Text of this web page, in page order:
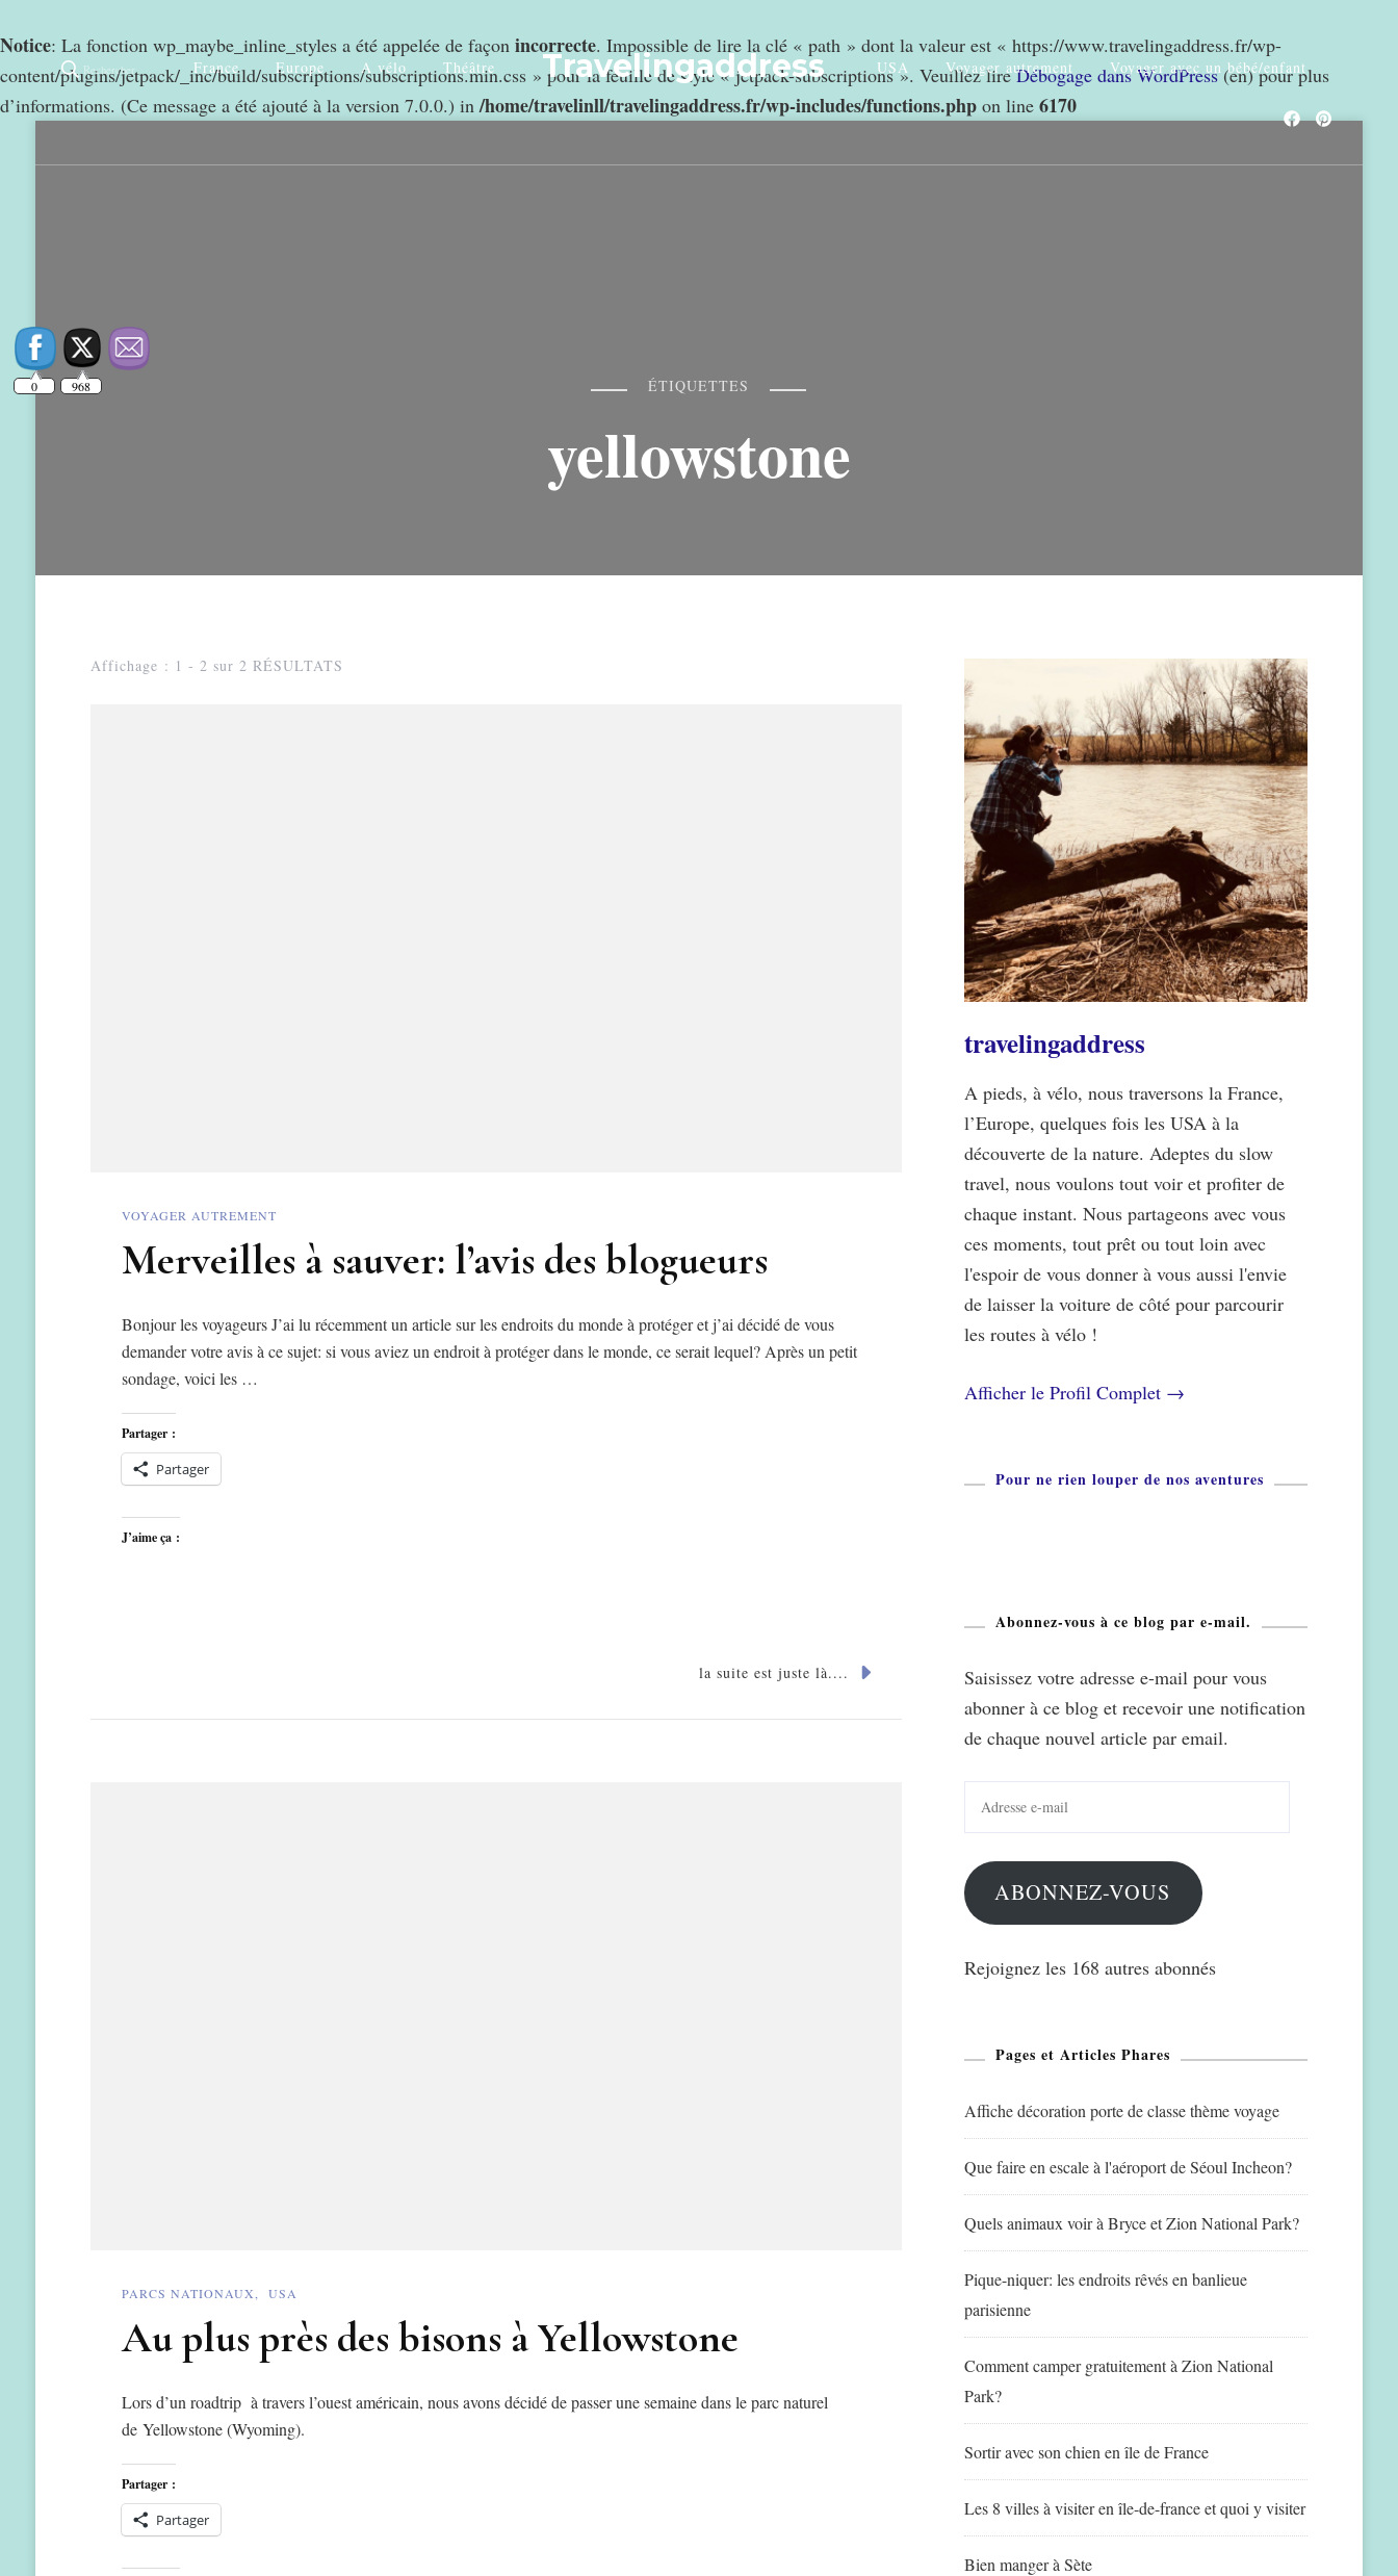
Notice: La fonction wp_maybe_inline_styles a été appelée de façon incorrecte. Impossible de lire la clé « path » dont la valeur est « https://www.travelingaddress.fr/wp-
content/plugins/jetpack/_inc/build/subscriptions/subscriptions.min.css » pour la feuille de style « jetpack-subscriptions ». Veuillez lireDébogage dans WordPress(en) pour plus
d’informations. (Ce message a été ajouté à la version 7.0.0.) in/home/travelinll/travelingaddress.fr/wp-includes/functions.php on line 6170
Rechercher France Europe A vélo Théâtre Travelingaddress USA Voyager autrement Voyager avec un bébé/enfant
ÉTIQUETTES
yellowstone
Affichage : 1 - 2 sur 2 RÉSULTATS
VOYAGER AUTREMENT
Merveilles à sauver: l’avis des blogueurs
Bonjour les voyageurs J’ai lu récemment un article sur les endroits du monde à protéger et j’ai décidé de vous
demander votre avis à ce sujet: si vous aviez un endroit à protéger dans le monde, ce serait lequel? Après un petit
sondage, voici les …
Partager :
Partager
J’aime ça :
la suite est juste là....
PARCS NATIONAUX USA
Au plus près des bisons à Yellowstone
Lors d’un roadtrip à travers l’ouest américain, nous avons décidé de passer une semaine dans le parc naturel
de Yellowstone (Wyoming).
Partager :
Partager
travelingaddress
A pieds, à vélo, nous traversons la France,
l’Europe, quelques fois les USA à la
découverte de la nature. Adeptes du slow
travel, nous voulons tout voir et profiter de
chaque instant. Nous partageons avec vous
ces moments, tout prêt ou tout loin avec
l'espoir de vous donner à vous aussi l'envie
de laisser la voiture de côté pour parcourir
les routes à vélo !
Afficher le Profil Complet →
Pour ne rien louper de nos aventures
Abonnez-vous à ce blog par e-mail.
Saisissez votre adresse e-mail pour vous
abonner à ce blog et recevoir une notification
de chaque nouvel article par email.
mail
ABONNEZ-VOUS
Rejoignez les 168 autres abonnés
Pages et Articles Phares
Affiche décoration porte de classe thème voyage
Que faire en escale à l'aéroport de Séoul Incheon?
Quels animaux voir à Bryce et Zion National Park?
Pique-niquer: les endroits rêvés en banlieue
parisienne
Comment camper gratuitement à Zion National
Park?
Sortir avec son chien en île de France
Les 8 villes à visiter en île-de-france et quoi y visiter
Bien manger à Sète